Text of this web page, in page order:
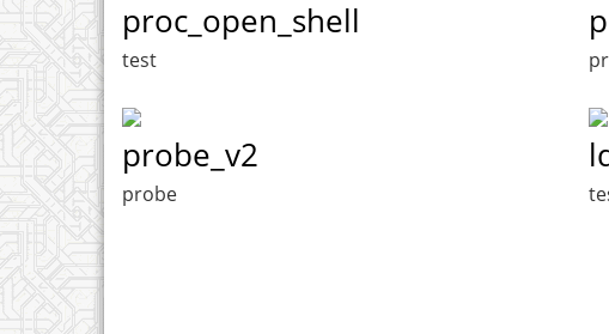
proc_open_shell
test
probe_v2
probe